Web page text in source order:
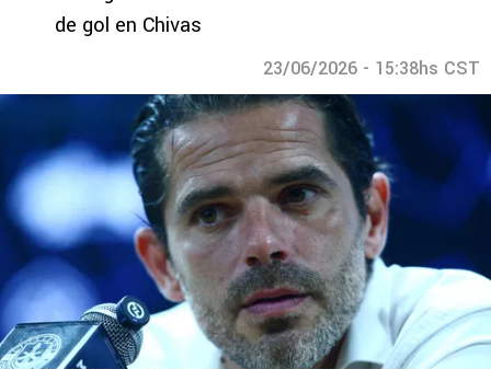
de gol en Chivas
23/06/2026 - 15:38hs CST